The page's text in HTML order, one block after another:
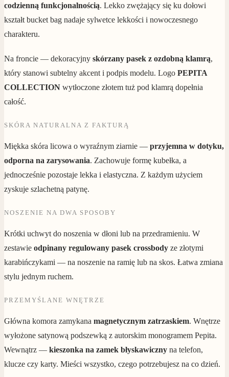
codzienną funkcjonalnością. Lekko zwężający się ku dołowi
kształt bucket bag nadaje sylwetce lekkości i nowoczesnego
charakteru.
Na froncie — dekoracyjny skórzany pasek z ozdobną klamrą,
który stanowi subtelny akcent i podpis modelu. Logo PEPITA
COLLECTION wytłoczone złotem tuż pod klamrą dopełnia
całość.
SKÓRA NATURALNA Z FAKTURĄ
Miękka skóra licowa o wyraźnym ziarnie — przyjemna w dotyku,
odporna na zarysowania. Zachowuje formę kubełka, a
jednocześnie pozostaje lekka i elastyczna. Z każdym użyciem
zyskuje szlachetną patynę.
NOSZENIE NA DWA SPOSOBY
Krótki uchwyt do noszenia w dłoni lub na przedramieniu. W
zestawie odpinany regulowany pasek crossbody ze złotymi
karabińczykami — na noszenie na ramię lub na skos. Łatwa zmiana
stylu jednym ruchem.
PRZEMYŚLANE WNĘTRZE
Główna komora zamykana magnetycznym zatrzaskiem. Wnętrze
wyłożone satynową podszewką z autorskim monogramem Pepita.
Wewnątrz — kieszonka na zamek błyskawiczny na telefon,
klucze czy karty. Mieści wszystko, czego potrzebujesz na co dzień.